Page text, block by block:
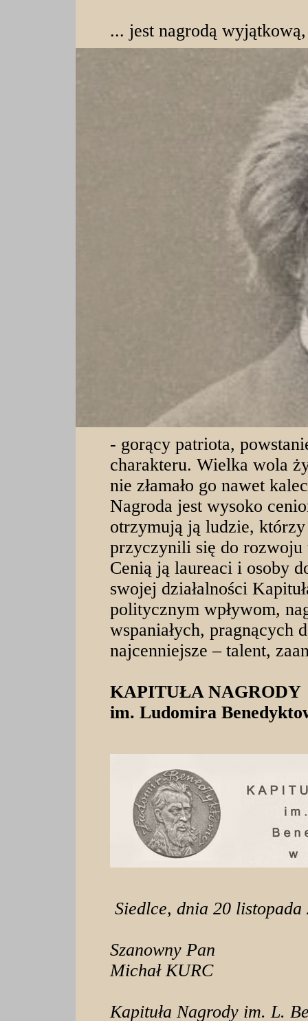
... jest nagrodą
- gorący patriota,
charakteru. Wielka wola
nie złamało go nawet
Nagroda jest wysoko
otrzymują ją ludzie,
przyczynili się do
Cenią ją laureaci i osoby
swojej działalności
politycznym wpływom,
wspaniałych, pragnących
najcenniejsze – talent,
KAPITUŁA NAGRODY
im. Ludomira
Siedlce, dnia 20 listopada
Szanowny Pan
Michał KURC
Kapituła Nagrody im. L.